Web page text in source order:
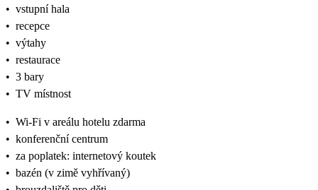
• vstupní hala
• recepce
• výtahy
• restaurace
• 3 bary
• TV místnost
• Wi-Fi v areálu hotelu zdarma
• konferenční centrum
• za poplatek: internetový koutek
• bazén (v zimě vyhřívaný)